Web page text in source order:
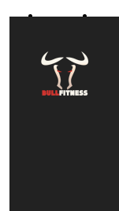
Home Chi